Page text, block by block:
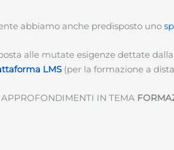
abbiamo anche predisposto uno
alle mutate esigenze dettate
LMS (per la formazione a
APPROFONDIMENTI IN TEMA